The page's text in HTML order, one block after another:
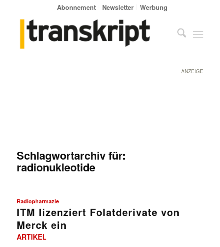
Abonnement Newsletter Werbung
ANZEIGE
Schlagwortarchiv für:
radionukleotide
Radiopharmazie
ITM lizenziert Folatderivate von
Merck ein
ARTIKEL